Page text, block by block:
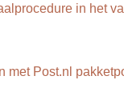
in het
met Post.nl